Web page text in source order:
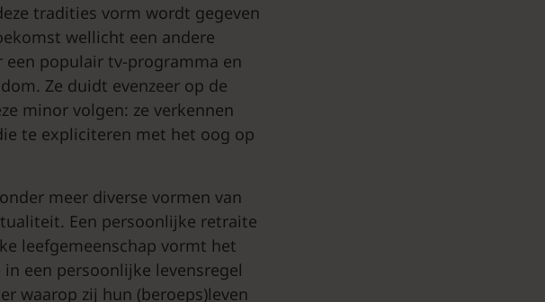
tradities vorm wordt gegeven
wellicht een andere
een populair tv-programma en
Ze duidt evenzeer op de
minor volgen: ze verkennen
te expliciteren met het oog op
meer diverse vormen van
Een persoonlijke retraite
leefgemeenschap vormt het
een persoonlijke levensregel
waarop zij hun (beroeps)leven